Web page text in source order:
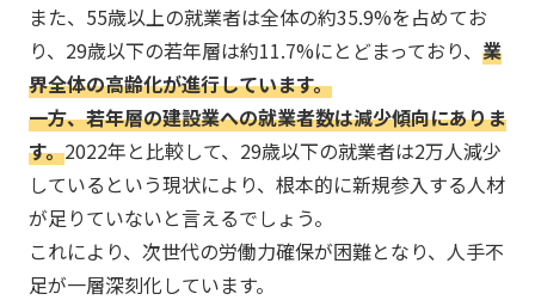
また、55歳以上の就業者は全体の約35.9%を占めてお
り、29歳以下の若年層は約11.7%にとどまっており、 ​​​業
界全体の高齢化が進行しています。
​​​一方、若年層の建設業への就業者数は減少傾向にありま
す。2022年と比較して、29歳以下の就業者は2万人減少
しているという現状により、根本的に新規参入する人材
が足りていないと言えるでしょう。
これにより、次世代の労働力確保が困難となり、人手不
足が一層深刻化しています。